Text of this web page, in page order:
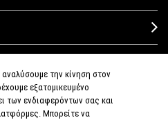
την κίνηση στον
εξατομικευμένο
των ενδιαφερόντων σας και
Μπορείτε να